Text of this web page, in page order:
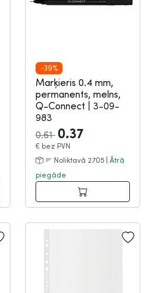
-39%
Marķieris 0.4 mm,
permanents, melns,
Q-Connect
3-09-
983
0.61 0.37
€ bez PVN
Noliktavā 2705 | Ātrā
piegāde